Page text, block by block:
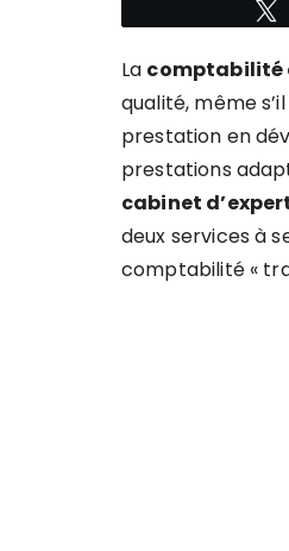
La comptabilité
qualité, même
prestation en
prestations
cabinet
deux services à
comptabilité «